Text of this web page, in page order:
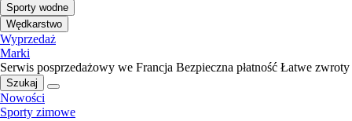
Sporty wodne
Wędkarstwo
Wyprzedaż
Marki
Serwis posprzedażowy we Francja Bezpieczna płatność Łatwe zwroty
Szukaj
Nowości
Sporty zimowe